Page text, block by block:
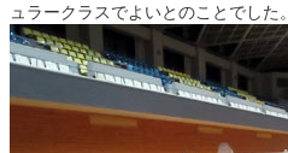
ュラークラスでよいとのことでした。